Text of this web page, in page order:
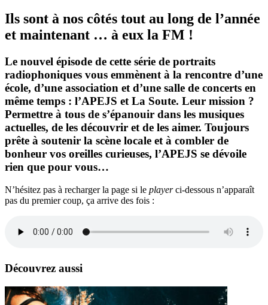
Ils sont à nos côtés tout au long de l’année
et maintenant … à eux la FM !
Le nouvel épisode de cette série de portraits
radiophoniques vous emmènent à la rencontre d’une
école, d’une association et d’une salle de concerts en
même temps : l’APEJS et La Soute. Leur mission ?
Permettre à tous de s’épanouir dans les musiques
actuelles, de les découvrir et de les aimer. Toujours
prête à soutenir la scène locale et à combler de
bonheur vos oreilles curieuses, l’APEJS se dévoile
rien que pour vous…
N’hésitez pas à recharger la page si le playerci-dessous n’apparaît
pas du premier coup, ça arrive des fois :
Découvrez aussi